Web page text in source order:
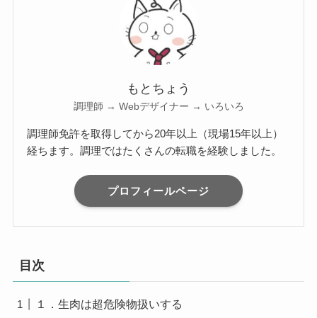
もとちょう
調理師 → Webデザイナー → いろいろ
調理師免許を取得してから20年以上（現場15年以上）
経ちます。調理ではたくさんの転職を経験しました。
プロフィールページ
目次
１．生肉は超危険物扱いする